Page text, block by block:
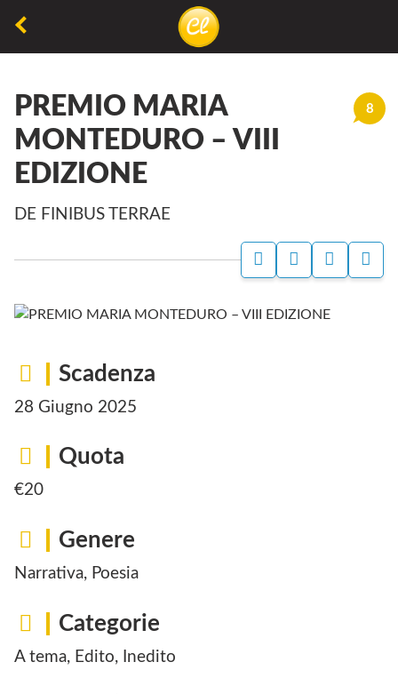
non
permette
camminare,
ma
8
PREMIO MARIA
MONTEDURO – VIII
EDIZIONE
DE FINIBUS TERRAE
Scadenza
28 Giugno 2025
Quota
€20
Genere
Narrativa, Poesia
Categorie
A tema, Edito, Inedito